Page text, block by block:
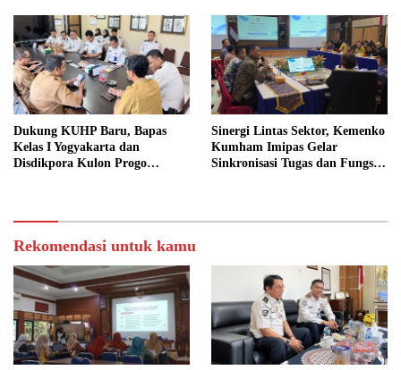
Dukung KUHP Baru, Bapas
Kelas I Yogyakarta dan
Disdikpora Kulon Progo
Sinergi Lintas Sektor, Kemenko
Kumham Imipas Gelar
Sinkronisasi Tugas dan Fungsi
Rekomendasi untuk kamu